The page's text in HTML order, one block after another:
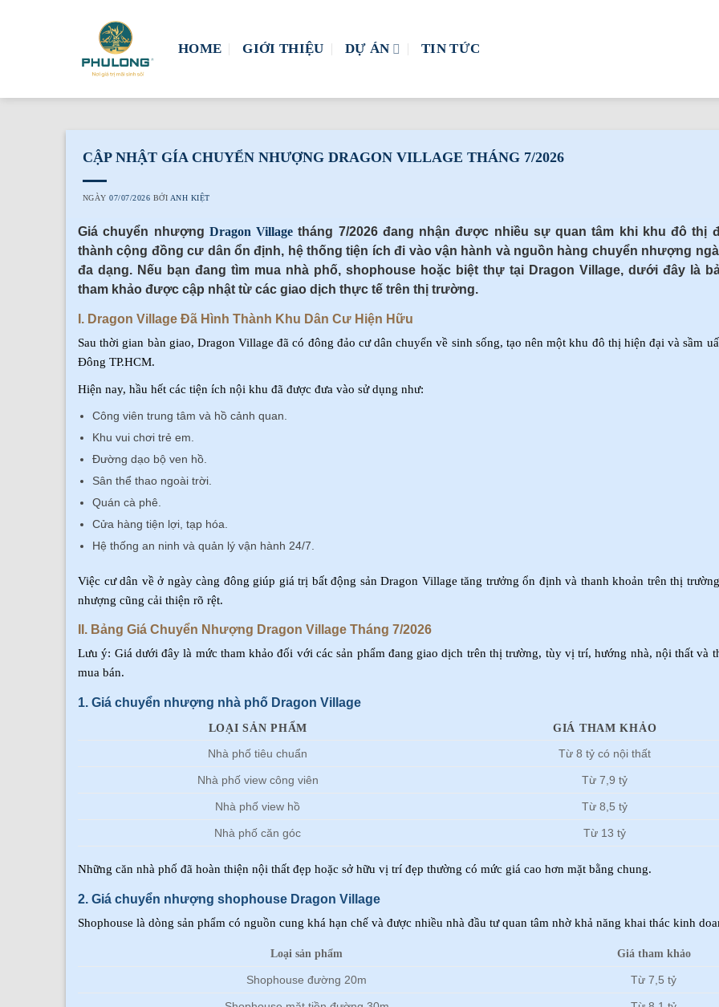
HOME GIỚI THIỆU DỰ ÁN TIN TỨC
CẬP NHẬT GÍA CHUYỂN NHƯỢNG DRAGON VILLAGE THÁNG 7/2026
NGÀY07/07/2026 BỞI ANH KIỆT
Giá chuyển nhượng Dragon Village tháng 7/2026 đang nhận được nhiều sự quan tâm khi khu đô thị
thành cộng đồng cư dân ổn định, hệ thống tiện ích đi vào vận hành và nguồn hàng chuyển nhượng
đa dạng. Nếu bạn đang tìm mua nhà phố, shophouse hoặc biệt thự tại Dragon Village, dưới đây là
tham khảo được cập nhật từ các giao dịch thực tế trên thị trường.
I. Dragon Village Đã Hình Thành Khu Dân Cư Hiện Hữu
Sau thời gian bàn giao, Dragon Village đã có đông đảo cư dân chuyển về sinh sống, tạo nên một khu đô thị hiện đại và sầm
Đông TP.HCM.
Hiện nay, hầu hết các tiện ích nội khu đã được đưa vào sử dụng như:
Công viên trung tâm và hồ cảnh quan.
Khu vui chơi trẻ em.
Đường dạo bộ ven hồ.
Sân thể thao ngoài trời.
Quán cà phê.
Cửa hàng tiện lợi, tạp hóa.
Hệ thống an ninh và quản lý vận hành 24/7.
Việc cư dân về ở ngày càng đông giúp giá trị bất động sản Dragon Village tăng trưởng ổn định và thanh khoản trên thị
nhượng cũng cải thiện rõ rệt.
II. Bảng Giá Chuyển Nhượng Dragon Village Tháng 7/2026
Lưu ý: Giá dưới đây là mức tham khảo đối với các sản phẩm đang giao dịch trên thị trường, tùy vị trí, hướng nhà, nội thất và
mua bán.
1. Giá chuyển nhượng nhà phố Dragon Village
LOẠI SẢN PHẨM
GIÁ THAM KHẢO
Nhà phố tiêu chuẩn
Từ 8 tỷ có nội thất
Nhà phố view công viên Từ 7,9 tỷ
Nhà phố view hồ Từ 8,5 tỷ
Nhà phố căn góc Từ 13 tỷ
Những căn nhà phố đã hoàn thiện nội thất đẹp hoặc sở hữu vị trí đẹp thường có mức giá cao hơn mặt bằng chung.
2. Giá chuyển nhượng shophouse Dragon Village
Shophouse là dòng sản phẩm có nguồn cung khá hạn chế và được nhiều nhà đầu tư quan tâm nhờ khả năng khai thác kinh
Loại sản phẩm Giá tham khảo
Shophouse đường 20m Từ 7,5 tỷ